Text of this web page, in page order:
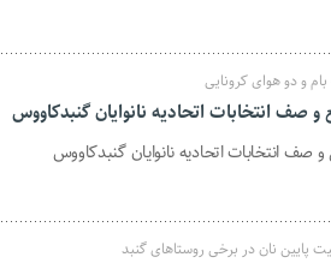
و دو هوای کرونایی
صف انتخابات اتحادیه نانوایان گنبدکاووس
صف انتخابات اتحادیه نانوایان گنبدکاووس
پایین نان در برخی روستاهای گنبد